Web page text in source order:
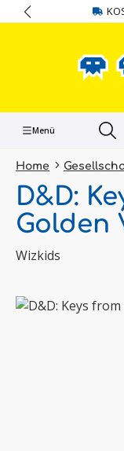
springen
Menü
Home
D&D:
Golden
Wizkids
Bildergalerie